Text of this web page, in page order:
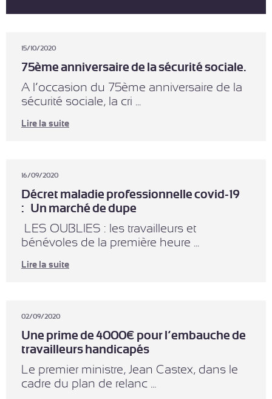
15/10/2020
75ème anniversaire de la sécurité sociale.
A l’occasion du 75ème anniversaire de la
sécurité sociale, la cri ...
Lire la suite
16/09/2020
Décret maladie professionnelle covid-19
: Un marché de dupe
LES OUBLIES : les travailleurs et
bénévoles de la première heure ...
Lire la suite
02/09/2020
Une prime de 4000€ pour l’embauche de
travailleurs handicapés
Le premier ministre, Jean Castex, dans le
cadre du plan de relanc ...